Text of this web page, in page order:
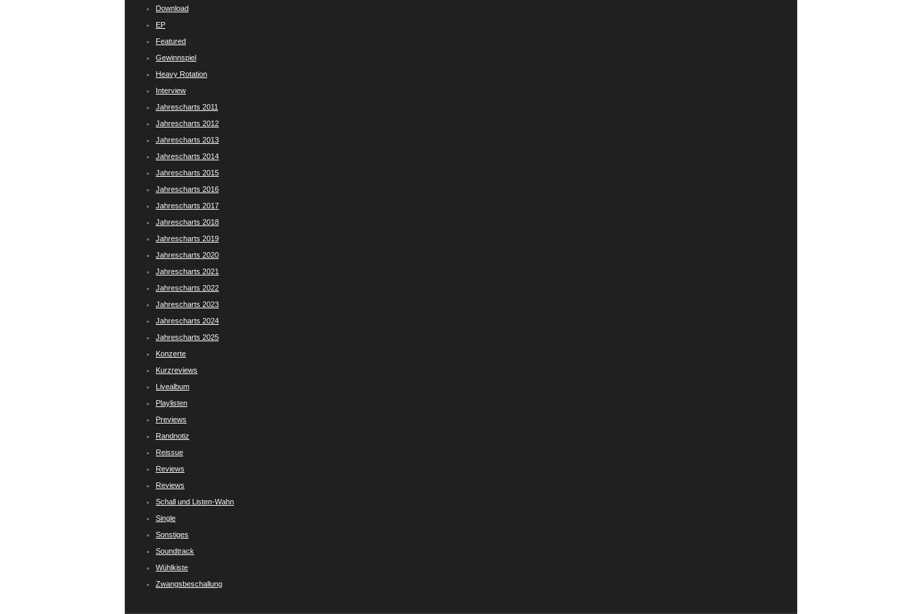
Download
EP
Featured
Gewinnspiel
Heavy Rotation
Interview
Jahrescharts 2011
Jahrescharts 2012
Jahrescharts 2013
Jahrescharts 2014
Jahrescharts 2015
Jahrescharts 2016
Jahrescharts 2017
Jahrescharts 2018
Jahrescharts 2019
Jahrescharts 2020
Jahrescharts 2021
Jahrescharts 2022
Jahrescharts 2023
Jahrescharts 2024
Jahrescharts 2025
Konzerte
Kurzreviews
Livealbum
Playlisten
Previews
Randnotiz
Reissue
Reviews
Reviews
Schall und Listen-Wahn
Single
Sonstiges
Soundtrack
Wühlkiste
Zwangsbeschallung